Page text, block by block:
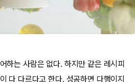
하는 사람은 없다. 하지만 같은 레시피
다 다르다고 한다. 성공하면 다행이지